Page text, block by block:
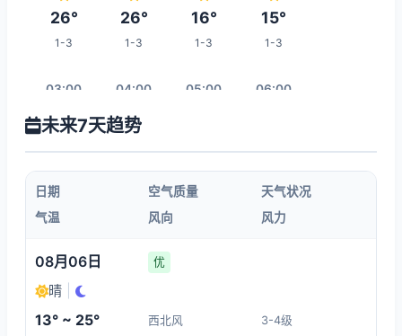
26°
1-3
26°
1-3
16°
1-3
15°
1-3
03:00
15°
04:00
15°
05:00 06:00
07:00
15°
1-3
08:00 10:00
17:00 11:00 13:00
未来7天趋势
日期 空气质量
天气状况
气温
风向 风力
08月06日 优
晴
13° ~ 25° 西北风 3-4级